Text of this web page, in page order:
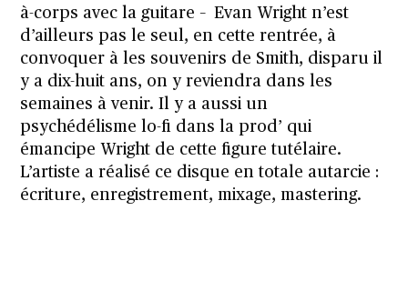
à-corps avec la guitare – Evan Wright n’est
d’ailleurs pas le seul, en cette rentrée, à
convoquer à les souvenirs de Smith, disparu il
y a dix-huit ans, on y reviendra dans les
semaines à venir. Il y a aussi un
psychédélisme lo-fi dans la prod’ qui
émancipe Wright de cette figure tutélaire.
L’artiste a réalisé ce disque en totale autarcie :
écriture, enregistrement, mixage, mastering.